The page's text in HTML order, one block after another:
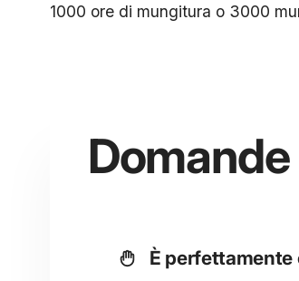
1000 ore di mungitura o 3000
È perfettamente